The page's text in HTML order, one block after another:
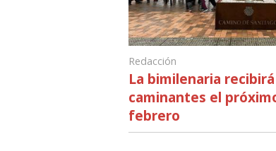
Redacción
La bimilenaria
caminantes el
febrero